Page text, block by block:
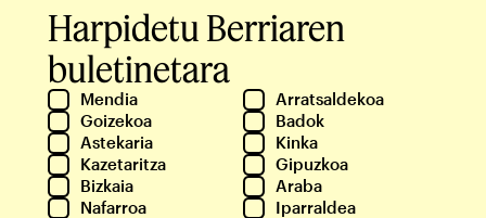
Harpidetu Berriaren
buletinetara
Mendia
Arratsaldekoa
Goizekoa
Badok
Astekaria
Kinka
Kazetaritza
Gipuzkoa
Bizkaia
Araba
Nafarroa
Iparraldea